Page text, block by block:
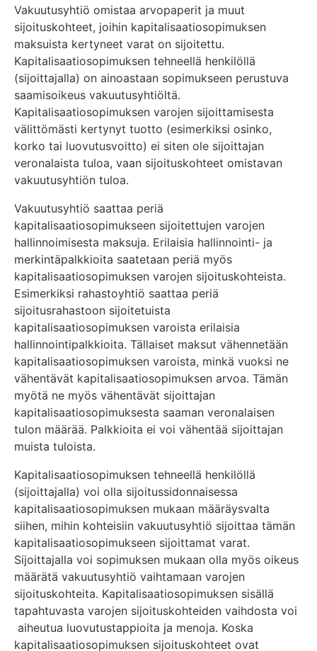
Vakuutusyhtiö omistaa arvopaperit ja muut
sijoituskohteet, joihin kapitalisaatiosopimuksen
maksuista kertyneet varat on sijoitettu.
Kapitalisaatiosopimuksen tehneellä henkilöllä
(sijoittajalla) on ainoastaan sopimukseen perustuva
saamisoikeus vakuutusyhtiöltä.
Kapitalisaatiosopimuksen varojen sijoittamisesta
välittömästi kertynyt tuotto (esimerkiksi osinko,
korko tai luovutusvoitto) ei siten ole sijoittajan
veronalaista tuloa, vaan sijoituskohteet omistavan
vakuutusyhtiön tuloa.
Vakuutusyhtiö saattaa periä
kapitalisaatiosopimukseen sijoitettujen varojen
hallinnoimisesta maksuja. Erilaisia hallinnointi- ja
merkintäpalkkioita saatetaan periä myös
kapitalisaatiosopimuksen varojen sijoituskohteista.
Esimerkiksi rahastoyhtiö saattaa periä
sijoitusrahastoon sijoitetuista
kapitalisaatiosopimuksen varoista erilaisia
hallinnointipalkkioita. Tällaiset maksut vähennetään
kapitalisaatiosopimuksen varoista, minkä vuoksi ne
vähentävät kapitalisaatiosopimuksen arvoa. Tämän
myötä ne myös vähentävät sijoittajan
kapitalisaatiosopimuksesta saaman veronalaisen
tulon määrää. Palkkioita ei voi vähentää sijoittajan
muista tuloista.
Kapitalisaatiosopimuksen tehneellä henkilöllä
(sijoittajalla) voi olla sijoitussidonnaisessa
kapitalisaatiosopimuksen mukaan määräysvalta
siihen, mihin kohteisiin vakuutusyhtiö sijoittaa tämän
kapitalisaatiosopimukseen sijoittamat varat.
Sijoittajalla voi sopimuksen mukaan olla myös oikeus
määrätä vakuutusyhtiö vaihtamaan varojen
sijoituskohteita. Kapitalisaatiosopimuksen sisällä
tapahtuvasta varojen sijoituskohteiden vaihdosta voi
aiheutua luovutustappioita ja menoja. Koska
kapitalisaatiosopimuksen sijoituskohteet ovat